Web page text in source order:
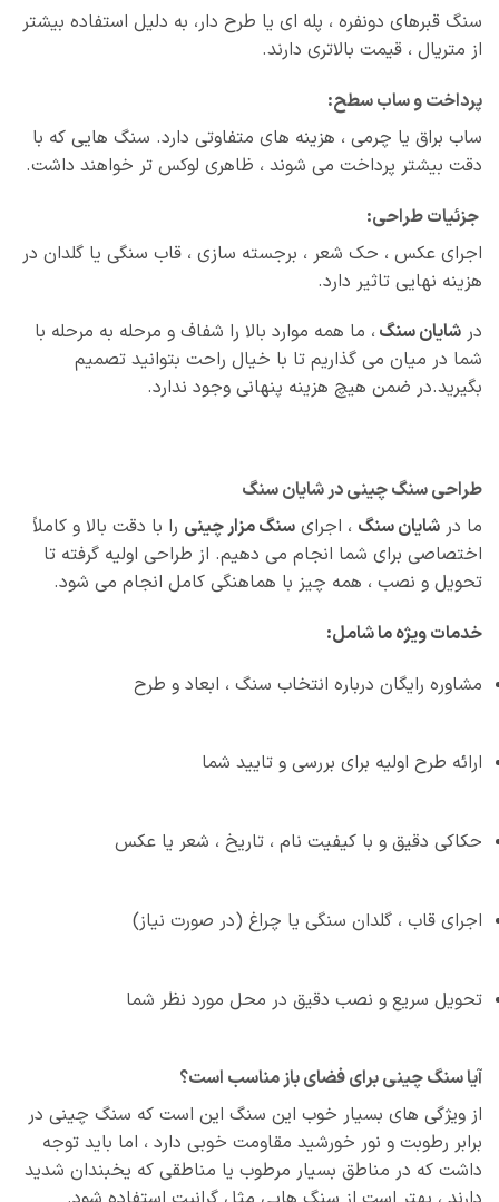
سنگ قبرهای دو‌نفره ، پله‌ ای یا طرح‌ دار، به‌ دلیل استفاده بیشتر
از متریال ، قیمت بالاتری دارند.
پرداخت و ساب سطح:
ساب براق یا چرمی ، هزینه‌ های متفاوتی دارد. سنگ‌ هایی که با
دقت بیشتر پرداخت می‌ شوند ، ظاهری لوکس‌ تر خواهند داشت.
جزئیات طراحی:
اجرای عکس ، حک شعر ، برجسته‌ سازی ، قاب سنگی یا گلدان در
هزینه نهایی تاثیر دارد.
درشایان سنگ، ما همه موارد بالا را شفاف و مرحله‌ به‌ مرحله با
شما در میان می‌ گذاریم تا با خیال راحت بتوانید تصمیم
بگیرید.در ضمن هیچ هزینه پنهانی وجود ندارد.
طراحی سنگ چینی در شایان سنگ
ما درشایان سنگ، اجرایسنگ مزار چینیرا با دقت بالا و کاملاً
اختصاصی برای شما انجام می‌ دهیم. از طراحی اولیه گرفته تا
تحویل و نصب ، همه‌ چیز با هماهنگی کامل انجام می‌ شود.
خدمات ویژه ما شامل:
مشاوره رایگان درباره انتخاب سنگ ، ابعاد و طرح
ارائه طرح اولیه برای بررسی و تایید شما
حکاکی دقیق و با کیفیت نام ، تاریخ ، شعر یا عکس
اجرای قاب ، گلدان سنگی یا چراغ (در صورت نیاز)
تحویل سریع و نصب دقیق در محل مورد نظر شما
آیا سنگ چینی برای فضای باز مناسب است؟
از ویژگی های بسیار خوب این سنگ این است که سنگ چینی در
برابر رطوبت و نور خورشید مقاومت خوبی دارد ، اما باید توجه
داشت که در مناطق بسیار مرطوب یا مناطقی که یخبندان شدید